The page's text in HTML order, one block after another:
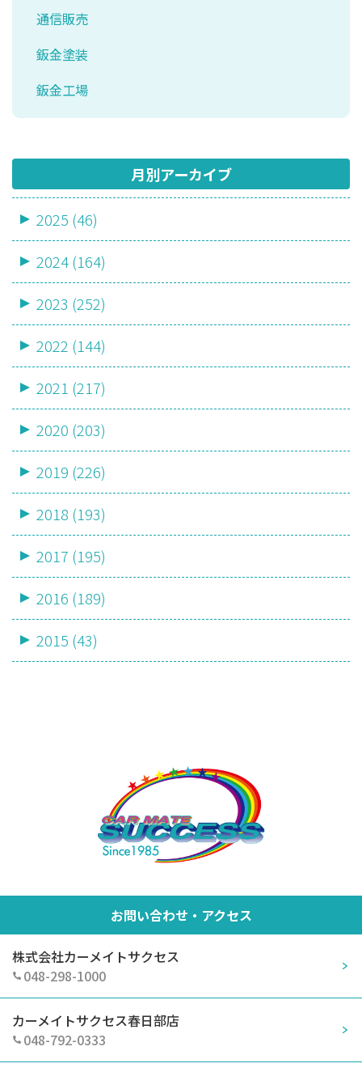
通信販売
鈑金塗装
鈑金工場
月別アーカイブ
2025 (46)
2024 (164)
2023 (252)
2022 (144)
2021 (217)
2020 (203)
2019 (226)
2018 (193)
2017 (195)
2016 (189)
2015 (43)
お問い合わせ・アクセス
株式会社カーメイトサクセス
048-298-1000
カーメイトサクセス春日部店
048-792-0333